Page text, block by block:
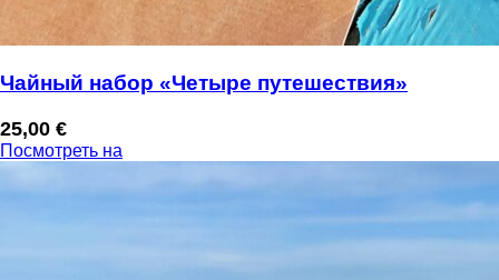
Чайный набор «Четыре путешествия»
25,00 €
Посмотреть на